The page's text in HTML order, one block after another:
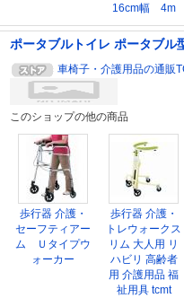
16cm幅 4m
ポータブルトイレ ポータブル
車椅子・介護用品の通販
このショップの他の商品
歩行器 介護・
セーフティアー
ム Ｕタイプウ
ォーカー
歩行器 介護・
トレウォークス
リム 大人用 リ
ハビリ 高齢者
用 介護用品 福
祉用具 tcmt